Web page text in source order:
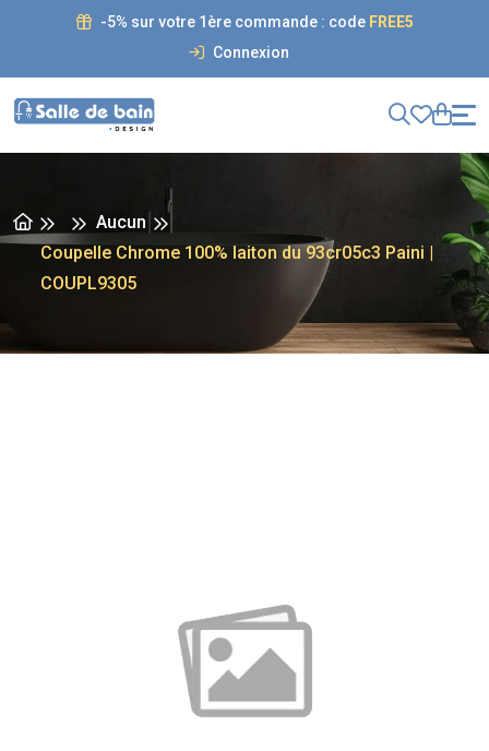
-5% sur votre 1ère commande : code FREE5
Connexion
Aucun
Coupelle Chrome 100% laiton du 93cr05c3 Paini |
COUPL9305